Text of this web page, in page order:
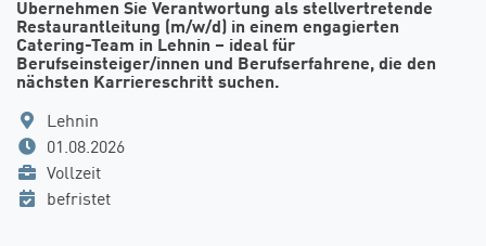
Übernehmen Sie Verantwortung als stellvertretende
Restaurantleitung (m/w/d) in einem engagierten
Catering-Team in Lehnin – ideal für
Berufseinsteiger/innen und Berufserfahrene, die den
nächsten Karriereschritt suchen.
Lehnin
01.08.2026
Vollzeit
befristet